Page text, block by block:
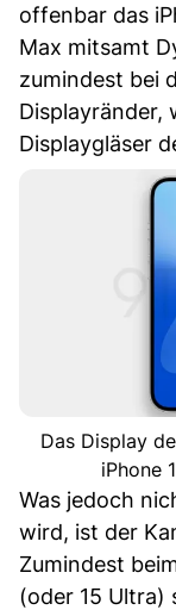
offenbar das
Max mitsamt
zumindest bei
Displayränder,
Displaygläser
Das Display
iPhone
Was jedoch
wird, ist der
Zumindest
(oder 15 Ultra)